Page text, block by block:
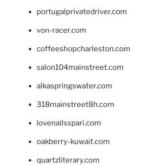
portugalprivatedriver.com
von-racer.com
coffeeshopcharleston.com
salon104mainstreet.com
alkaspringswater.com
318mainstreet8h.com
lovenailsspari.com
oakberry-kuwait.com
quartzliterary.com